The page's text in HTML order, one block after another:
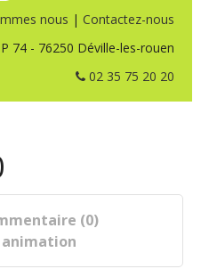
nous | Contactez-nous
74 - 76250 Déville-les-rouen
02 35 75 20 20
(0)
animation